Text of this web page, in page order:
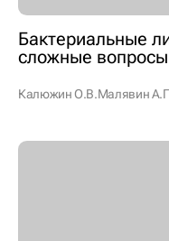
Бактериальные
сложные вопросы
Калюжин О.В.Малявин